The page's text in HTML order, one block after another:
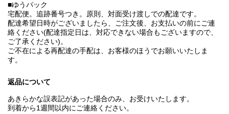
■ゆうパック
宅配便。追跡番号つき。原則、対面受け渡しでの配達です。
配達希望日時がございましたら、ご注文後、お支払いの前にご連
絡ください(配達指定日は、対応できない場合もございますので、
ご了承ください)。
ご不在による再配達の手配は、お客様のほうでお願いいたしま
す。
返品について
あきらかな誤表記があった場合のみ、お受けいたします。
到着から1週間以内にご連絡ください。